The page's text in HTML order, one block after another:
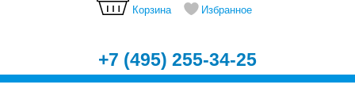
Корзина Избранное
+7 (495) 255-34-25